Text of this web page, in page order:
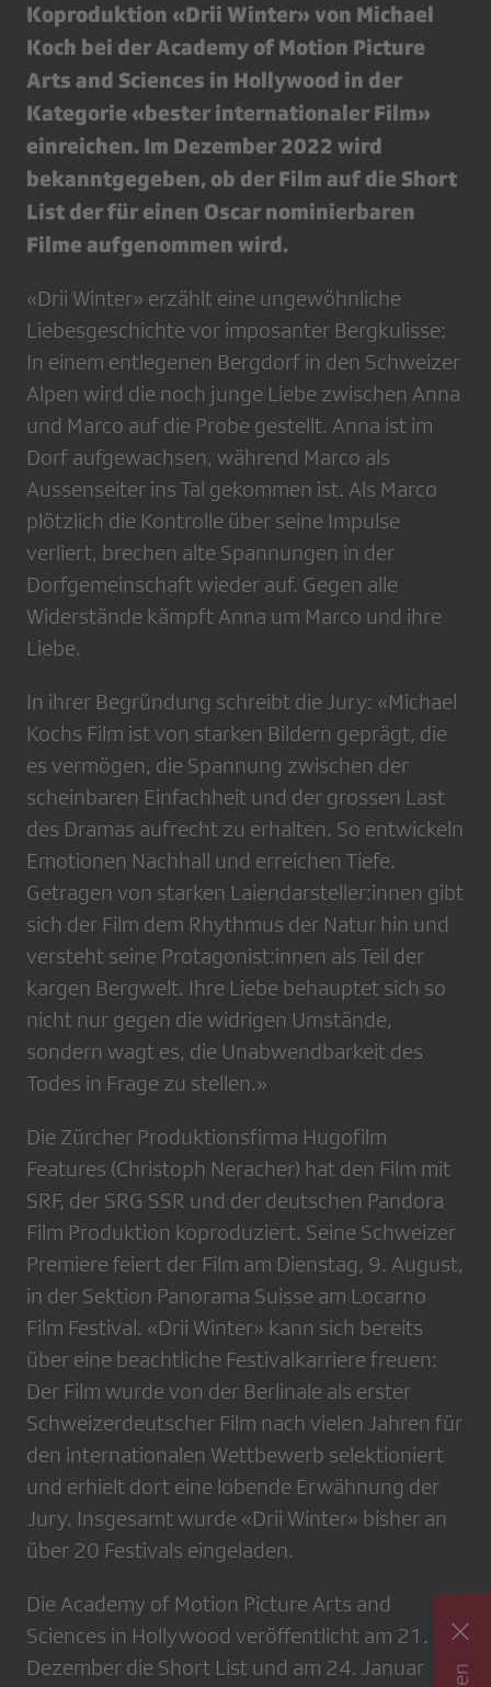
Koproduktion «Drii Winter» von Michael
Koch bei der Academy of Motion Picture
Arts and Sciences in Hollywood in der
Kategorie «bester internationaler Film»
einreichen. Im Dezember 2022 wird
bekanntgegeben, ob der Film auf die Short
List der für einen Oscar nominierbaren
Filme aufgenommen wird.
«Drii Winter» erzählt eine ungewöhnliche
Liebesgeschichte vor imposanter Bergkulisse:
In einem entlegenen Bergdorf in den Schweizer
Alpen wird die noch junge Liebe zwischen Anna
und Marco auf die Probe gestellt. Anna ist im
Dorf aufgewachsen, während Marco als
Aussenseiter ins Tal gekommen ist. Als Marco
plötzlich die Kontrolle über seine Impulse
verliert, brechen alte Spannungen in der
Dorfgemeinschaft wieder auf. Gegen alle
Widerstände kämpft Anna um Marco und ihre
Liebe.
In ihrer Begründung schreibt die Jury: «Michael
Kochs Film ist von starken Bildern geprägt, die
es vermögen, die Spannung zwischen der
scheinbaren Einfachheit und der grossen Last
des Dramas aufrecht zu erhalten. So entwickeln
Emotionen Nachhall und erreichen Tiefe.
Getragen von starken Laiendarsteller:innen gibt
sich der Film dem Rhythmus der Natur hin und
versteht seine Protagonist:innen als Teil der
kargen Bergwelt. Ihre Liebe behauptet sich so
nicht nur gegen die widrigen Umstände,
sondern wagt es, die Unabwendbarkeit des
Todes in Frage zu stellen.»
Die Zürcher Produktionsfirma Hugofilm
Features (Christoph Neracher) hat den Film mit
SRF, der SRG SSR und der deutschen Pandora
Film Produktion koproduziert. Seine Schweizer
Premiere feiert der Film am Dienstag, 9. August,
in der Sektion Panorama Suisse am Locarno
Film Festival. «Drii Winter» kann sich bereits
über eine beachtliche Festivalkarriere freuen:
Der Film wurde von der Berlinale als erster
Schweizerdeutscher Film nach vielen Jahren für
den internationalen Wettbewerb selektioniert
und erhielt dort eine lobende Erwähnung der
Jury. Insgesamt wurde «Drii Winter» bisher an
über 20 Festivals eingeladen.
Die Academy of Motion Picture Arts and
Sciences in Hollywood veröffentlicht am 21.
Dezember die Short List und am 24. Januar